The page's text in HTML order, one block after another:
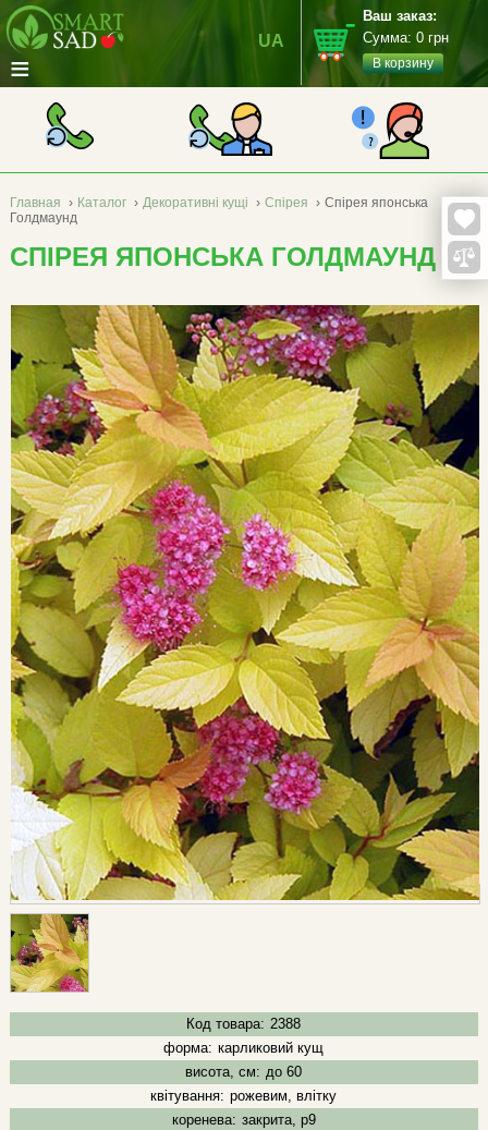
≡
UA
Ваш заказ:
Сумма: 0 грн
В корзину
Главная › Каталог › Декоративні кущі › Спірея › Спірея японська
Голдмаунд
СПІРЕЯ ЯПОНСЬКА ГОЛДМАУНД
Код товара: 2388
форма: карликовий кущ
висота, см: до 60
квітування: рожевим, влітку
коренева: закрита, р9